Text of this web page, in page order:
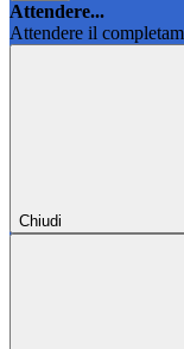
Attendere...
Attendere il
Chiudi